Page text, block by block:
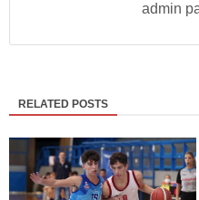
admin
RELATED POSTS